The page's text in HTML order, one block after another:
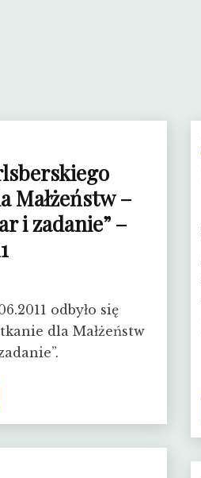
Małżeństw –
i zadanie” –
odbyło się
dla Małżeństw